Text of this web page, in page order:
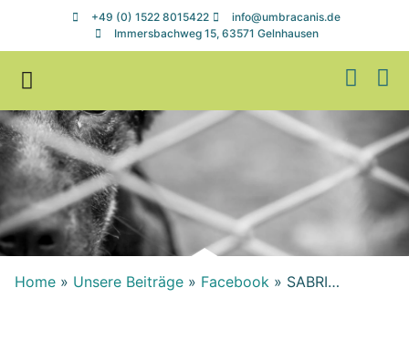
+49 (0) 1522 8015422
info@umbracanis.de
Immersbachweg 15, 63571 Gelnhausen
Home » Unsere Beiträge » Facebook » SABRI…